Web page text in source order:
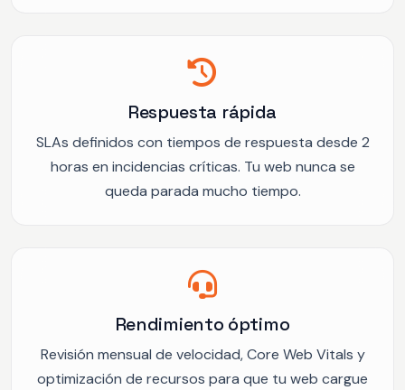
Respuesta rápida
SLAs definidos con tiempos de respuesta desde 2
horas en incidencias críticas. Tu web nunca se
queda parada mucho tiempo.
Rendimiento óptimo
Revisión mensual de velocidad, Core Web Vitals y
optimización de recursos para que tu web cargue